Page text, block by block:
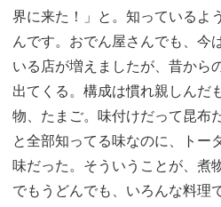
界に来た！」と。知っているよ
んです。おでん屋さんでも、今
いる店が増えましたが、昔から
出てくる。構成は慣れ親しんだ
物、たまご。味付けだって昆布
と全部知ってる味なのに、トー
味だった。そういうことが、煮
でもうどんでも、いろんな料理